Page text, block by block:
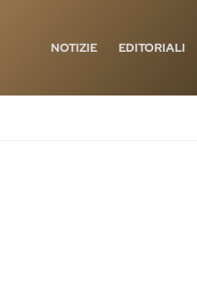
NOTIZIE EDITORIALI